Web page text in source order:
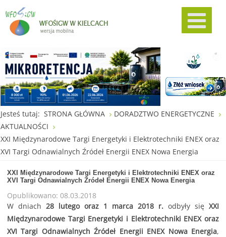
Jesteś tutaj: STRONA GŁÓWNA
DORADZTWO ENERGETYCZNE
AKTUALNOŚCI
XXI Międzynarodowe Targi Energetyki i Elektrotechniki ENEX oraz
XVI Targi Odnawialnych Źródeł Energii ENEX Nowa Energia
XXI Międzynarodowe Targi Energetyki i Elektrotechniki ENEX oraz
XVI Targi Odnawialnych Źródeł Energii ENEX Nowa Energia
Opublikowano: 08.03.2018
W dniach 28 lutego oraz 1 marca 2018 r. odbyły sięXXI
Międzynarodowe Targi Energetyki i Elektrotechniki ENEX oraz
XVI Targi Odnawialnych Źródeł Energii ENEX Nowa Energia,